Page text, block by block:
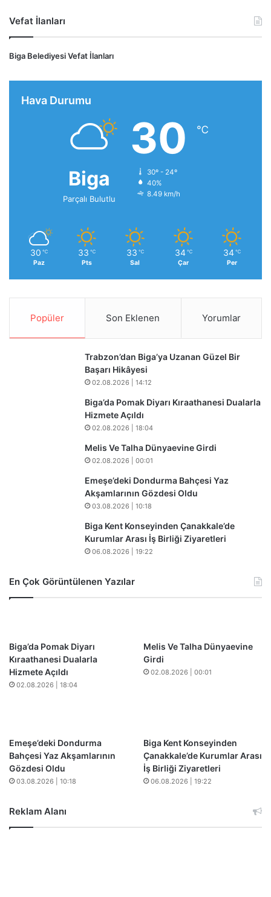
Vefat İlanları
Biga Belediyesi Vefat İlanları
Hava Durumu
Biga
Parçalı Bulutlu
30 ℃
30º - 24º
40%
8.49 km/h
30 ℃
Paz
33 ℃
Pts
33 ℃
Sal
34 ℃
Çar
34 ℃
Per
Popüler Son Eklenen Yorumlar
Trabzon’dan Biga’ya Uzanan Güzel Bir
Başarı Hikâyesi
02.08.2026 | 14:12
Biga’da Pomak Diyarı Kıraathanesi Dualarla
Hizmete Açıldı
02.08.2026 | 18:04
Melis Ve Talha Dünyaevine Girdi
02.08.2026 | 00:01
​​Emeşe’deki Dondurma Bahçesi Yaz
Akşamlarının Gözdesi Oldu
03.08.2026 | 10:18
Biga Kent Konseyinden Çanakkale’de
Kurumlar Arası İş Birliği Ziyaretleri
06.08.2026 | 19:22
En Çok Görüntülenen Yazılar
Biga’da Pomak Diyarı
Kıraathanesi Dualarla
Hizmete Açıldı
02.08.2026 | 18:04
Melis Ve Talha Dünyaevine
Girdi
02.08.2026 | 00:01
Emeşe’deki Dondurma
Bahçesi Yaz Akşamlarının
Gözdesi Oldu
03.08.2026 | 10:18
Biga Kent Konseyinden
Çanakkale’de Kurumlar Arası
İş Birliği Ziyaretleri
06.08.2026 | 19:22
Reklam Alanı